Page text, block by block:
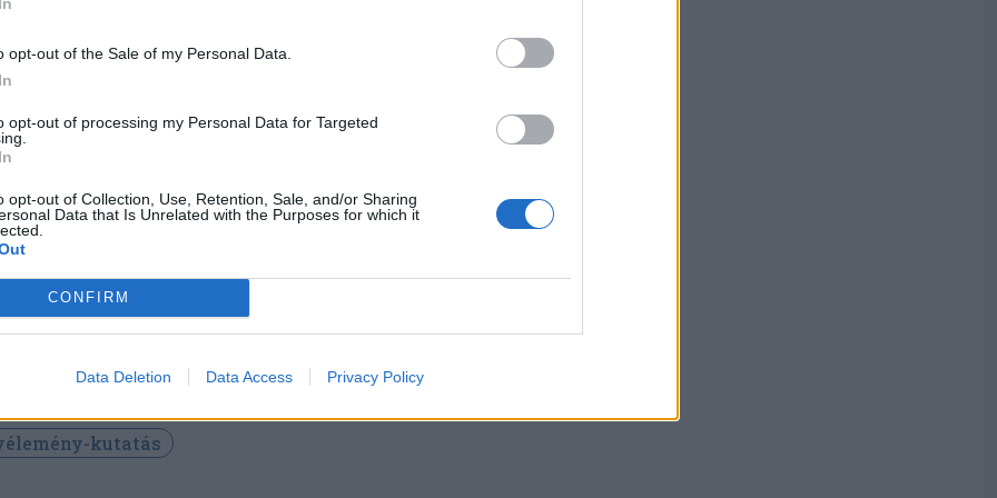
opt-out of the Sale of my Personal Data.
opt-out of processing my Personal Data for Targeted
opt-out of Collection, Use, Retention, Sale, and/or Sharing
Data that Is Unrelated with the Purposes for which it
CONFIRM
Data Deletion Data Access Privacy Policy
a többség szeretné, hogy a
az USR kapcsán megoszlanak a
Pártot (PSD), a Nemzeti Liberális
és az RMDSZ-t is szívesen a leendő
látná a romániai polgárok többsége, míg a
Egyesüléséért Szövetség (USR) kapcsán
az álláspont.
kutatás